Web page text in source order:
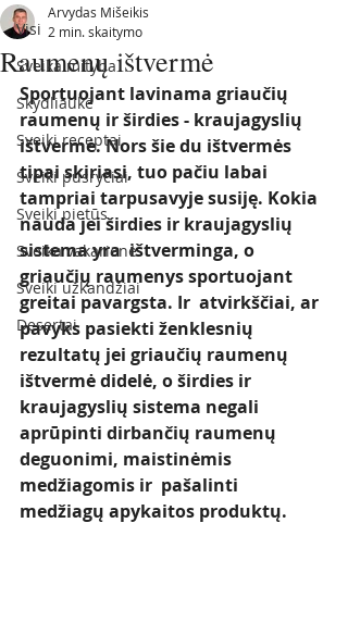
Visi
Sveika mityba
Skydliaukė
Sveiki receptai
Sveiki pusryčiai
Sveiki pietūs
Sveika vakarienė
Sveiki užkandžiai
Desertai
Raumenų ištvermė
Arvydas Mišeikis
2 min. skaitymo
Sportuojant lavinama griaučių
raumenų ir širdies - kraujagyslių
ištvermė. Nors šie du ištvermės
tipai skiriasi, tuo pačiu labai
tampriai tarpusavyje susiję. Kokia
nauda jei širdies ir kraujagyslių
sistema yra  ištverminga, o
griaučių raumenys sportuojant
greitai pavargsta. Ir  atvirkščiai, ar
pavyks pasiekti ženklesnių
rezultatų jei griaučių raumenų
ištvermė didelė, o širdies ir
kraujagyslių sistema negali
aprūpinti dirbančių raumenų
deguonimi, maistinėmis
medžiagomis ir  pašalinti
medžiagų apykaitos produktų.